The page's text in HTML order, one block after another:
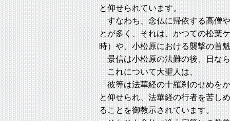
と仰せられています。
すなわち、念仏に帰依する高僧
とが多く、それは、かつての松葉
時）や、小松原における襲撃の首
景信は小松原の法難の後、日な
これについて大聖人は、
「彼等は法華経の十羅刹のせめを
と仰せられ、法華経の行者を苦し
ることを御教示されています。